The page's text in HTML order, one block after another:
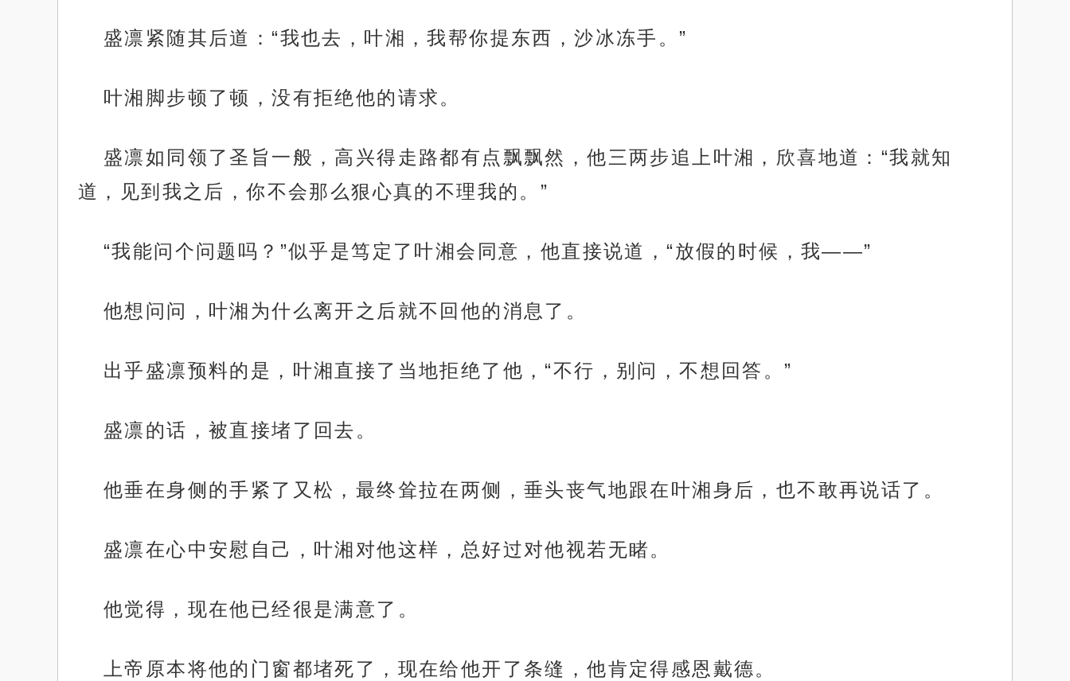
盛凛紧随其后道：“我也去，叶湘，我帮你提东西，沙冰冻手。”
叶湘脚步顿了顿，没有拒绝他的请求。
盛凛如同领了圣旨一般，高兴得走路都有点飘飘然，他三两步追上叶湘，欣喜地道：“我就知
道，见到我之后，你不会那么狠心真的不理我的。”
“我能问个问题吗？”似乎是笃定了叶湘会同意，他直接说道，“放假的时候，我——”
他想问问，叶湘为什么离开之后就不回他的消息了。
出乎盛凛预料的是，叶湘直接了当地拒绝了他，“不行，别问，不想回答。”
盛凛的话，被直接堵了回去。
他垂在身侧的手紧了又松，最终耸拉在两侧，垂头丧气地跟在叶湘身后，也不敢再说话了。
盛凛在心中安慰自己，叶湘对他这样，总好过对他视若无睹。
他觉得，现在他已经很是满意了。
上帝原本将他的门窗都堵死了，现在给他开了条缝，他肯定得感恩戴德。